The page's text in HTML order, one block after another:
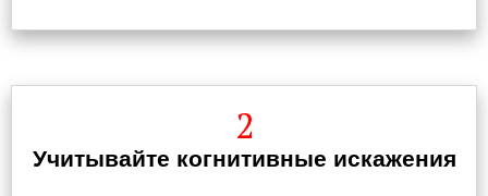
2
Учитывайте когнитивные искажения